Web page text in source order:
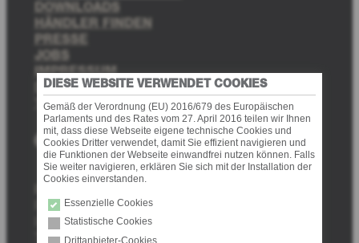
c
h
e
n
DOWNLOADS
HÄNDLER FINDEN
PRESSE
JOBS
IMPRESSUM
DATENSCHUTZ
TRANSPARENCY
Facebook InstagramPinterest
Fabrikstraße 10 (Industriezone Nord 10)
I-39031 Bruneck (BZ)
Tel. +39 0474 571511
DIESE WEBSITE VERWENDET COOKIES
Gemäß der Verordnung (EU) 2016/679 des Europäischen
Parlaments und des Rates vom 27. April 2016 teilen wir Ihnen
mit, dass diese Webseite eigene technische Cookies und
Cookies Dritter verwendet, damit Sie effizient navigieren und
die Funktionen der Webseite einwandfrei nutzen können. Falls
Sie weiter navigieren, erklären Sie sich mit der Installation der
Cookies einverstanden.
Essenzielle Cookies
Statistische Cookies
Drittanbieter-Cookies